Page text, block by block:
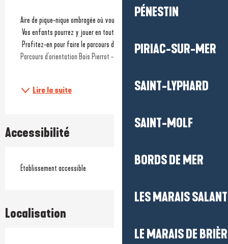
PÉNESTIN
PIRIAC-SUR-MER
SAINT-LYPHARD
SAINT-MOLF
BORDS DE MER
LES MARAIS
LE MARAIS DE
Description
Aire de pique-nique ombragée où vous trouverez des tables avec banc.
Vos enfants pourrez y jouer en toute sécurité.
Profitez-en pour faire le parcours d'orientation en famille ou en équipe :
Parcours d'orientation Bois Pierrot - Sports | ST MOLF
Lire la suite
Accessibilité
Établissement accessible
Localisation